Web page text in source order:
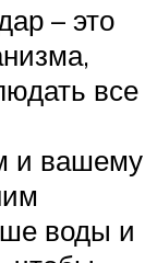
– это
все
и вашему
воды и